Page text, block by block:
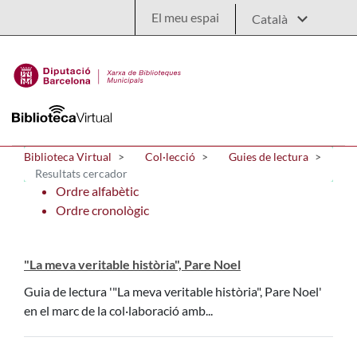
El meu espai
Biblioteca Virtual Col·lecció
Guies de lectura
Resultats cercador
Ordre alfabètic
Ordre cronològic
"La meva veritable història", Pare Noel
Guia de lectura '"La meva veritable història", Pare Noel'
en el marc de la col·laboració amb...